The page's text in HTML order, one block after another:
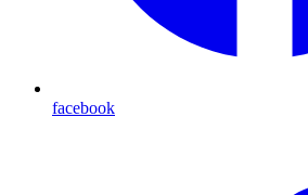
facebook